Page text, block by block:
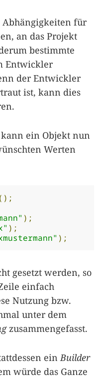
für
an das Projekt
bestimmte
Entwickler
der Entwickler
ist, kann dies
ein Objekt nun
Werten
();
);
);
);
gesetzt werden, so
einfach
Nutzung bzw.
unter dem
zusammengefasst.
ein Builder
würde das Ganze